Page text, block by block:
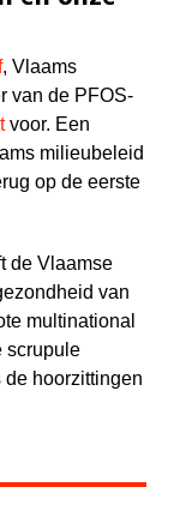
, Vlaams
van de PFOS-
voor. Een
milieubeleid
op de eerste
de Vlaamse
van
multinational
scrupule
de hoorzittingen